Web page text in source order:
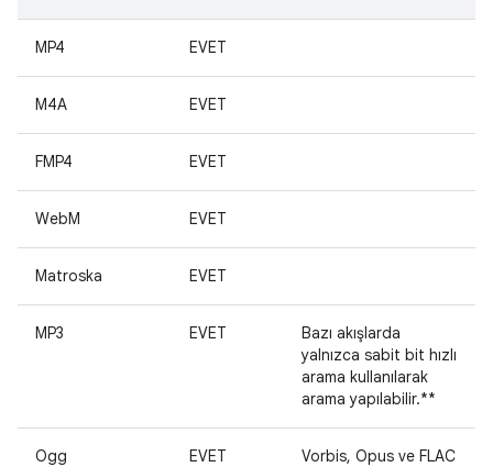
MP4 EVET
M4A EVET
FMP4 EVET
WebM EVET
Matroska EVET
MP3 EVET
Bazı akışlarda
yalnızca sabit bit hızlı
arama kullanılarak
arama yapılabilir.**
Ogg EVET
Vorbis, Opus ve FLAC